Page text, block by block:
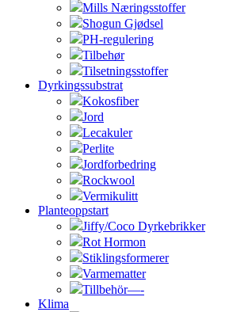
Mills Næringsstoffer
Shogun Gjødsel
PH-regulering
Tilbehør
Tilsetningsstoffer
Dyrkingssubstrat
Kokosfiber
Jord
Lecakuler
Perlite
Jordforbedring
Rockwool
Vermikulitt
Planteoppstart
Jiffy/Coco Dyrkebrikker
Rot Hormon
Stiklingsformerer
Varmematter
Tillbehör—-
Klima